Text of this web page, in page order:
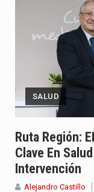
SALUD
Ruta Región:
Clave En
Intervención
Alejandro Castillo